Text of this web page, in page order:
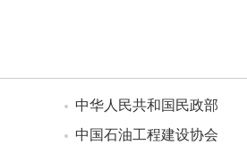
中华人民共和国民政部
中国石油工程建设协会